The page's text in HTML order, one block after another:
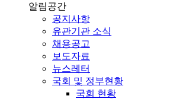
알림공간
공지사항
유관기관 소식
채용공고
보도자료
뉴스레터
국회 및 정부현황
국회 현황